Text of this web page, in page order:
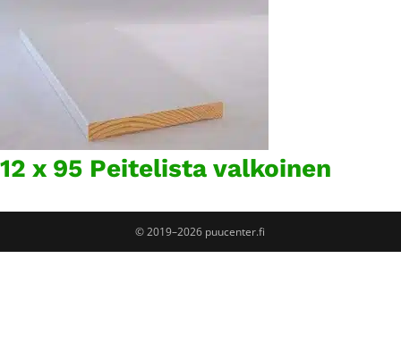
12 x 95 Peitelista valkoinen
© 2019–2026 puucenter.fi